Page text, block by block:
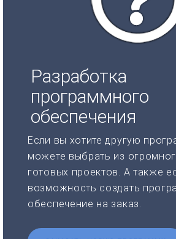
Разработка
программного
обеспечения
Если вы хотите другую
можете выбрать из
готовых проектов. А также
возможность создать
обеспечение на заказ.